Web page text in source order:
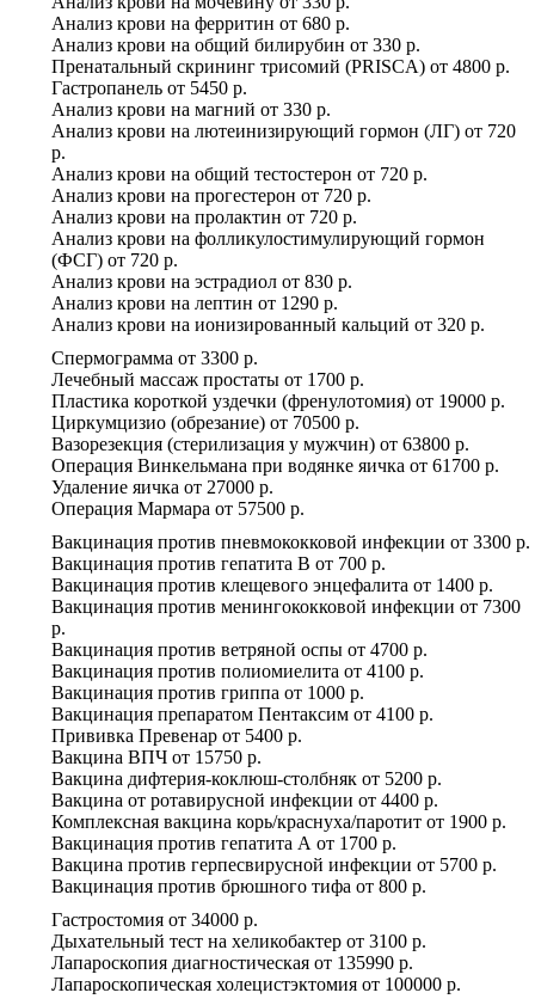
Анализ крови на ферритин от 680 р.
Анализ крови на общий билирубин от 330 р.
Пренатальный скрининг трисомий (PRISCA) от 4800 р.
Гастропанель от 5450 р.
Анализ крови на магний от 330 р.
Анализ крови на лютеинизирующий гормон (ЛГ) от 720
р.
Анализ крови на общий тестостерон от 720 р.
Анализ крови на прогестерон от 720 р.
Анализ крови на пролактин от 720 р.
Анализ крови на фолликулостимулирующий гормон
(ФСГ) от 720 р.
Анализ крови на эстрадиол от 830 р.
Анализ крови на лептин от 1290 р.
Анализ крови на ионизированный кальций от 320 р.
Спермограмма от 3300 р.
Лечебный массаж простаты от 1700 р.
Пластика короткой уздечки (френулотомия) от 19000 р.
Циркумцизио (обрезание) от 70500 р.
Вазорезекция (стерилизация у мужчин) от 63800 р.
Операция Винкельмана при водянке яичка от 61700 р.
Удаление яичка от 27000 р.
Операция Мармара от 57500 р.
Вакцинация против пневмококковой инфекции от 3300 р.
Вакцинация против гепатита В от 700 р.
Вакцинация против клещевого энцефалита от 1400 р.
Вакцинация против менингококковой инфекции от 7300
р.
Вакцинация против ветряной оспы от 4700 р.
Вакцинация против полиомиелита от 4100 р.
Вакцинация против гриппа от 1000 р.
Вакцинация препаратом Пентаксим от 4100 р.
Прививка Превенар от 5400 р.
Вакцина ВПЧ от 15750 р.
Вакцина дифтерия-коклюш-столбняк от 5200 р.
Вакцина от ротавирусной инфекции от 4400 р.
Комплексная вакцина корь/краснуха/паротит от 1900 р.
Вакцинация против гепатита А от 1700 р.
Вакцина против герпесвирусной инфекции от 5700 р.
Вакцинация против брюшного тифа от 800 р.
Гастростомия от 34000 р.
Дыхательный тест на хеликобактер от 3100 р.
Лапароскопия диагностическая от 135990 р.
Лапароскопическая холецистэктомия от 100000 р.